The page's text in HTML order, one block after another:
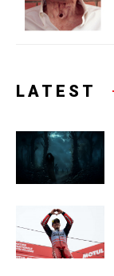
LATEST